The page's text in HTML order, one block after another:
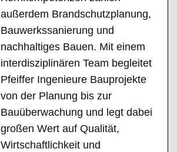
außerdem Brandschutzplanung,
Bauwerkssanierung und
nachhaltiges Bauen. Mit einem
interdisziplinären Team begleitet
Pfeiffer Ingenieure Bauprojekte
von der Planung bis zur
Bauüberwachung und legt dabei
großen Wert auf Qualität,
Wirtschaftlichkeit und